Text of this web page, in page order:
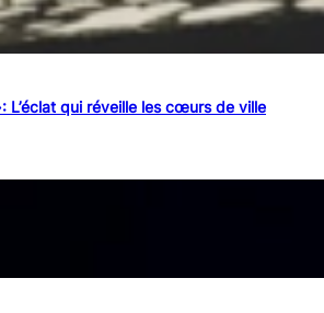
L’éclat qui réveille les cœurs de ville